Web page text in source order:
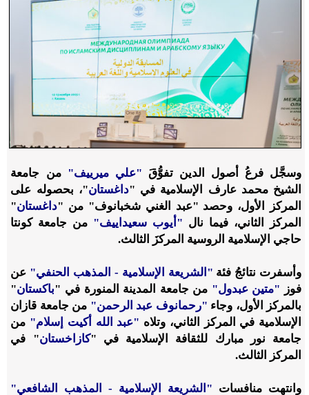
وسجَّل فرعُ أصول الدين تفوُّقَ "علي ميرييف"من جامعة
الشيخ محمد عارف الإسلامية في "داغستان"، بحصوله على
المركز الأول، وحصد "عبد الغني شخبانوف" من "داغستان"
المركز الثاني، فيما نال "أيوب سعيداييف" من جامعة كونتا
حاجي الإسلامية الروسية المركزَ الثالث.
وأسفرت نتائجُ فئة "الشريعة الإسلامية - المذهب الحنفي" عن
فوز "متين عبدول" من جامعة المدينة المنورة في "باكستان"
بالمركز الأول، وجاء "رحمانوف عبد الرحمن" من جامعة قازان
الإسلامية في المركز الثاني، وتلاه "عبد الله أكيت إسلام" من
جامعة نور مبارك للثقافة الإسلامية في "كازاخستان" في
المركز الثالث.
وانتهت منافسات "الشريعة الإسلامية - المذهب الشافعي"